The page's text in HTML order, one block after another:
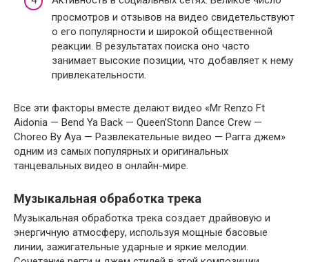
просмотров и отзывов на видео свидетельствуют
о его популярности и широкой общественной
реакции. В результатах поиска оно часто
занимает высокие позиции, что добавляет к нему
привлекательности.
Все эти факторы вместе делают видео «Mr Renzo Ft
Aidonia — Bend Ya Back — Queen’Stonn Dance Crew —
Choreo By Aya — Развлекательные видео — Рагга джем»
одним из самых популярных и оригинальных
танцевальных видео в онлайн-мире.
Музыкальная обработка трека
Музыкальная обработка трека создает драйвовую и
энергичную атмосферу, используя мощные басовые
линии, зажигательные ударные и яркие мелодии.